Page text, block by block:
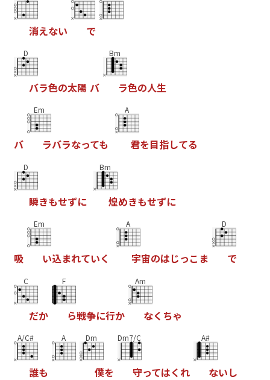
消えない で
D
バラ色の太陽 バ
Bm
ラ色の人生
バ
Em
ラバラなっても
A
君を目指してる
D
瞬きもせずに
Bm
煌めきもせずに
吸
Em
い込まれていく
A
宇宙のはじっこ ま
D
で
C
だか
F
ら戦争に行か
Am
なく ちゃ
A/C#
誰も
A Dm
僕を
Dm7/C
守ってはく れ
A#
ないし